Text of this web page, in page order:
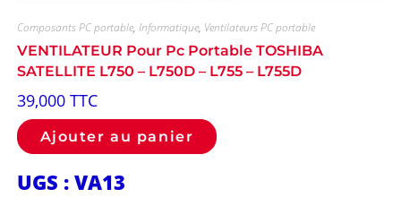
Composants PC portable, Informatique, Ventilateurs PC portable
VENTILATEUR Pour Pc Portable TOSHIBA
SATELLITE L750 – L750D – L755 – L755D
39,000 TTC
Ajouter au panier
UGS : VA13